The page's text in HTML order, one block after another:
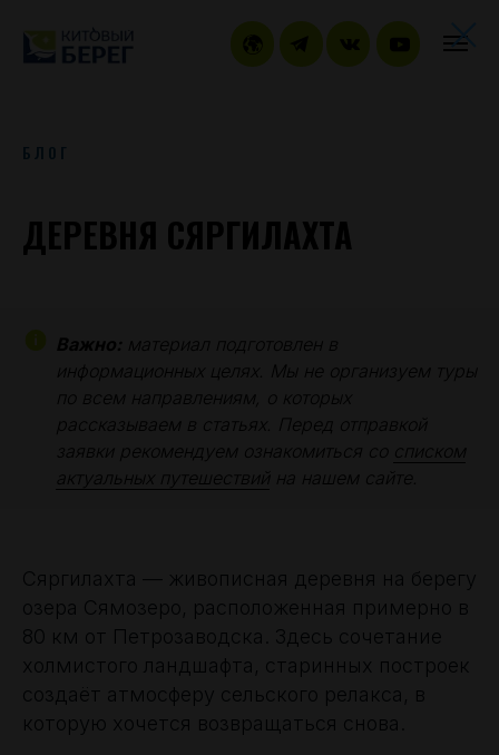
БЛОГ
ДЕРЕВНЯ СЯРГИЛАХТА
Важно: материал подготовлен в
информационных целях. Мы не организуем туры
по всем направлениям, о которых
рассказываем в статьях. Перед отправкой
заявки рекомендуем ознакомиться со
списком
актуальных путешествий
на нашем сайте.
Сяргилахта — живописная деревня на берегу
озера Сямозеро, расположенная примерно в
80 км от Петрозаводска. Здесь сочетание
холмистого ландшафта, старинных построек
создаёт атмосферу сельского релакса, в
которую хочется возвращаться снова.